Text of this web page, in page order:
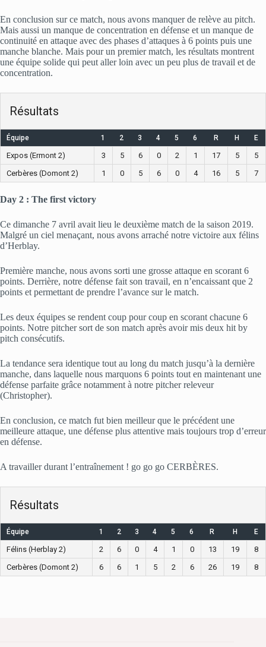
En conclusion sur ce match, nous avons manquer de relève au pitch.
Mais aussi un manque de concentration en défense et un manque de
continuité en attaque avec des phases d’attaques à 6 points puis une
manche blanche. Mais pour un premier match, les résultats montrent
une équipe solide qui peut aller loin avec un peu plus de travail et de
concentration.
Résultats
Équipe 1 2 3 4 5 6 R H E
Expos (Ermont 2) 3 5 6 0 2 1 17 5
5
Cerbères (Domont 2)
1 0 5 6 0 4 16 5 7
Day 2 : The first victory
Ce dimanche 7 avril avait lieu le deuxième match de la saison 2019.
Malgré un ciel menaçant, nous avons arraché notre victoire aux félins
d’Herblay.
Première manche, nous avons sorti une grosse attaque en scorant 6
points. Derrière, notre défense fait son travail, en n’encaissant que 2
points et permettant de prendre l’avance sur le match.
Les deux équipes se rendent coup pour coup en scorant chacune 6
points. Notre pitcher sort de son match après avoir mis deux hit by
pitch consécutifs.
La tendance sera identique tout au long du match jusqu’à la dernière
manche, dans laquelle nous marquons 6 points tout en maintenant une
défense parfaite grâce notamment à notre pitcher releveur
(Christopher).
En conclusion, ce match fut bien meilleur que le précédent une
meilleure attaque, une défense plus attentive mais toujours trop d’erreur
en défense.
A travailler durant l’entraînement ! go go go CERBÈRES.
Résultats
Équipe 1 2 3 4 5 6 R H E
Félins (Herblay 2) 2 6 0 4 1 0 13 19
8
Cerbères (Domont 2)
6 6 1 5 2 6 26 19 8